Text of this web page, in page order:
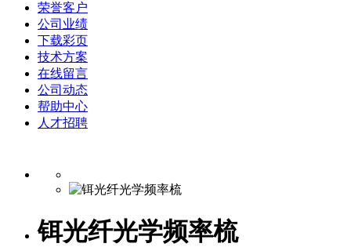
荣誉客户
公司业绩
下载彩页
技术方案
在线留言
公司动态
帮助中心
人才招聘
铒光纤光学频率梳